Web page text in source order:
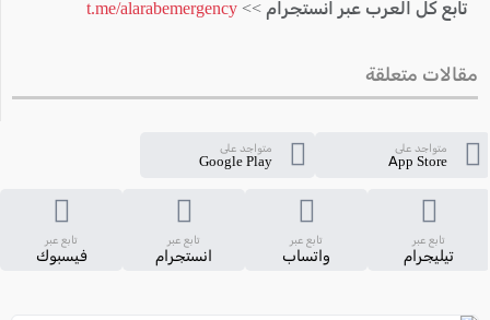
تابع كل العرب عبر انستجرام >> t.me/alarabemergency
مقالات متعلقة
متواجد على
App Store
متواجد على
Google Play
تابع عبر
تيليجرام
تابع عبر
واتساب
تابع عبر
انستجرام
تابع عبر
فيسبوك